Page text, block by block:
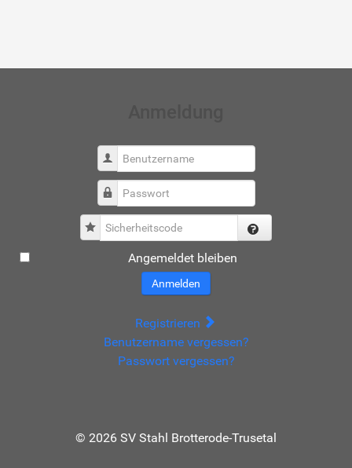
Benutzername
Passwort
Sicherheitscode
Angemeldet bleiben
Anmelden
Registrieren
Benutzername vergessen?
Passwort vergessen?
© 2026 SV Stahl Brotterode-Trusetal